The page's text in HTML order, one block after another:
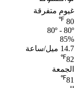
غيوم متفرقة
80
℉
80º - 80º
85%
14.7 ميل/ساعة
82
℉
الجمعة
81
℉